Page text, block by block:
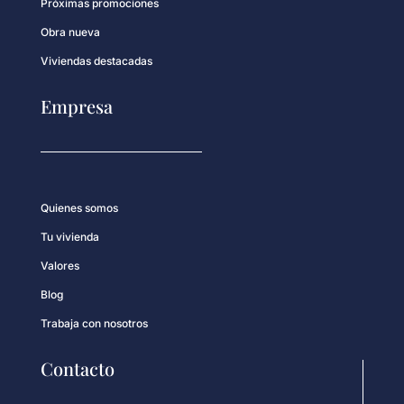
Próximas promociones
Obra nueva
Viviendas destacadas
Empresa
Quienes somos
Tu vivienda
Valores
Blog
Trabaja con nosotros
Contacto